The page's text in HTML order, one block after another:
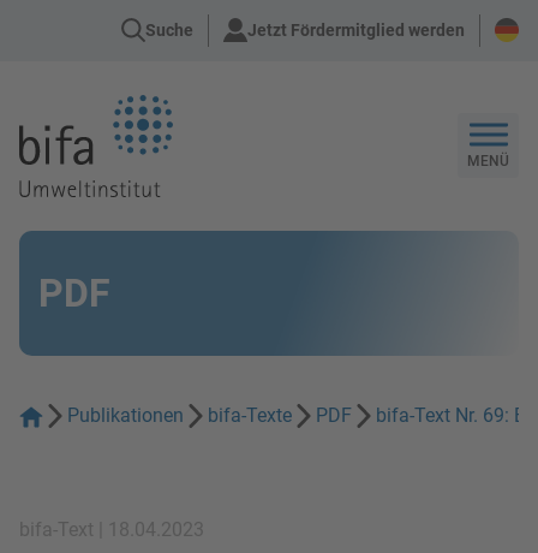
Suche Jetzt Fördermitglied werden
MENÜ
PDF
Publikationen bifa-Texte PDF bifa-Text Nr. 69:
bifa-Text | 18.04.2023